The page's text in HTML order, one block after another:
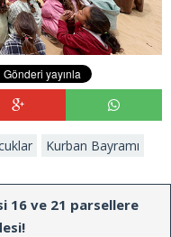
Kurban Bayramı
16 ve 21 parsellere